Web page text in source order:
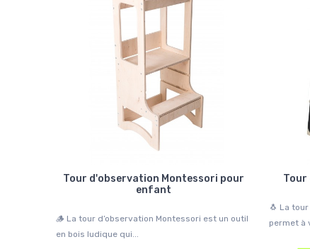
Tour d'observation Montessori pour
enfant
🪵 La tour d’observation Montessori est un outil
en bois ludique qui...
Tour
🐧 La
permet à